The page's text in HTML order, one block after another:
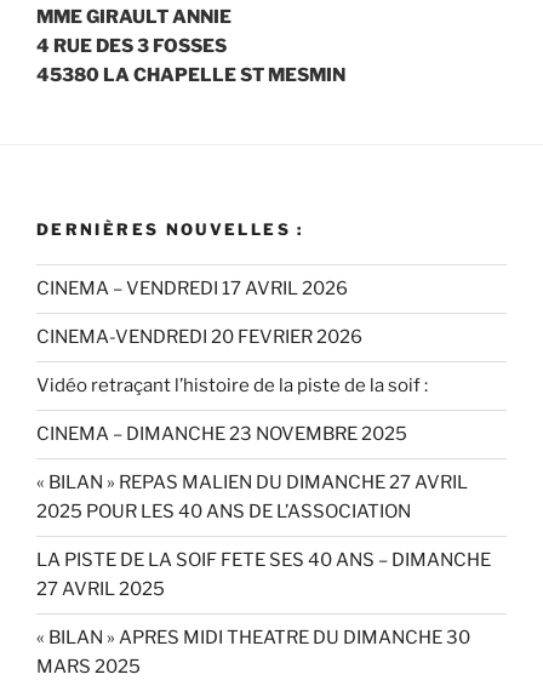
MME GIRAULT ANNIE
4 RUE DES 3 FOSSES
45380 LA CHAPELLE ST MESMIN
DERNIÈRES NOUVELLES :
CINEMA – VENDREDI 17 AVRIL 2026
CINEMA-VENDREDI 20 FEVRIER 2026
Vidéo retraçant l’histoire de la piste de la soif :
CINEMA – DIMANCHE 23 NOVEMBRE 2025
« BILAN » REPAS MALIEN DU DIMANCHE 27 AVRIL
2025 POUR LES 40 ANS DE L’ASSOCIATION
LA PISTE DE LA SOIF FETE SES 40 ANS – DIMANCHE
27 AVRIL 2025
« BILAN » APRES MIDI THEATRE DU DIMANCHE 30
MARS 2025